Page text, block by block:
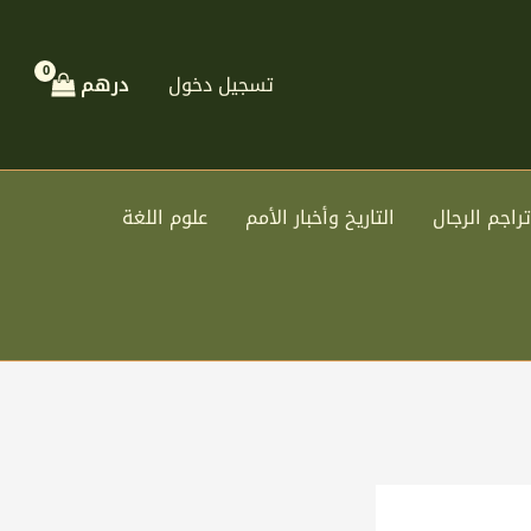
تسجيل دخول درهم
تراجم الرجال التاريخ وأخبار الأمم علوم اللغة